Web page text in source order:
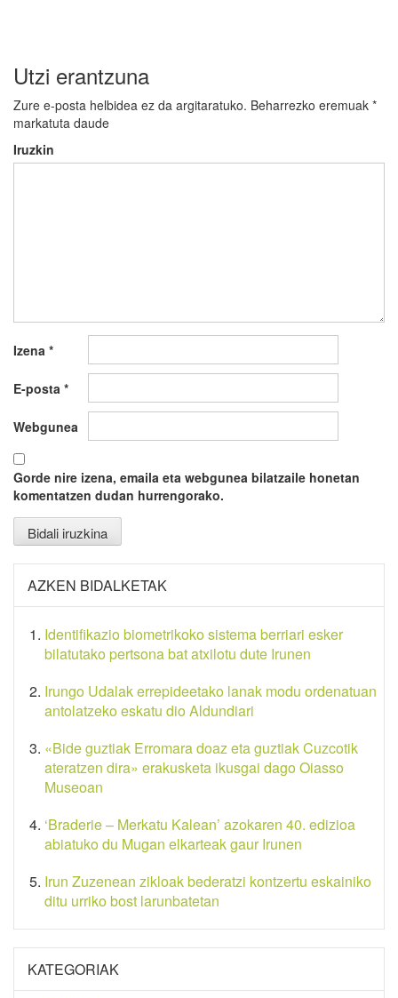
Utzi erantzuna
Zure e-posta helbidea ez da argitaratuko. Beharrezko eremuak *
markatuta daude
Iruzkin
Izena *
E-posta *
Webgunea
Gorde nire izena, emaila eta webgunea bilatzaile honetan
komentatzen dudan hurrengorako.
AZKEN BIDALKETAK
Identifikazio biometrikoko sistema berriari esker
bilatutako pertsona bat atxilotu dute Irunen
Irungo Udalak errepideetako lanak modu ordenatuan
antolatzeko eskatu dio Aldundiari
«Bide guztiak Erromara doaz eta guztiak Cuzcotik
ateratzen dira» erakusketa ikusgai dago Oiasso
Museoan
‘Braderie – Merkatu Kalean’ azokaren 40. edizioa
abiatuko du Mugan elkarteak gaur Irunen
Irun Zuzenean zikloak bederatzi kontzertu eskainiko
ditu urriko bost larunbatetan
KATEGORIAK